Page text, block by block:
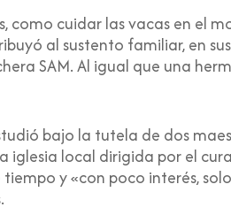
como cuidar las vacas en el
al sustento familiar, en
SAM. Al igual que una
bajo la tutela de dos
iglesia local dirigida por el
y «con poco interés,